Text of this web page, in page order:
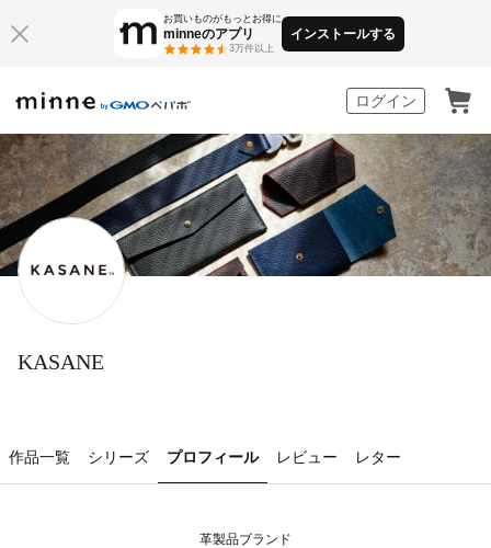
お買いものがもっとお得に
minneのアプリ
3万件以上
インストールする
ログイン
KASANE
作品一覧 シリーズ プロフィール レビュー レター
革製品ブランド